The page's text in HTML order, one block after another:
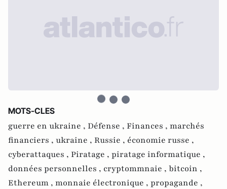
MOTS-CLES
guerre en ukraine , Défense , Finances , marchés
financiers , ukraine , Russie , économie russe ,
cyberattaques , Piratage , piratage informatique ,
données personnelles , cryptommnaie , bitcoin ,
Ethereum , monnaie électronique , propagande ,